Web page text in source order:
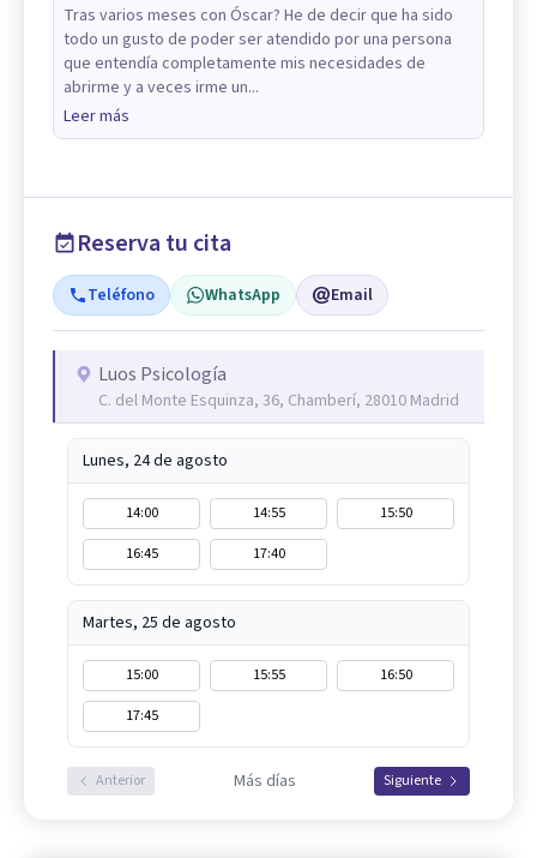
Tras varios meses con Óscar? He de decir que ha sido
todo un gusto de poder ser atendido por una persona
que entendía completamente mis necesidades de
abrirme y a veces irme un...
Leer más
Reserva tu cita
Teléfono WhatsApp Email
Luos Psicología
C. del Monte Esquinza, 36, Chamberí, 28010 Madrid
Lunes, 24 de agosto
14:00 14:55
15:50
16:45
17:40
Martes, 25 de agosto
15:00 15:55
16:50
17:45
Anterior Más días Siguiente